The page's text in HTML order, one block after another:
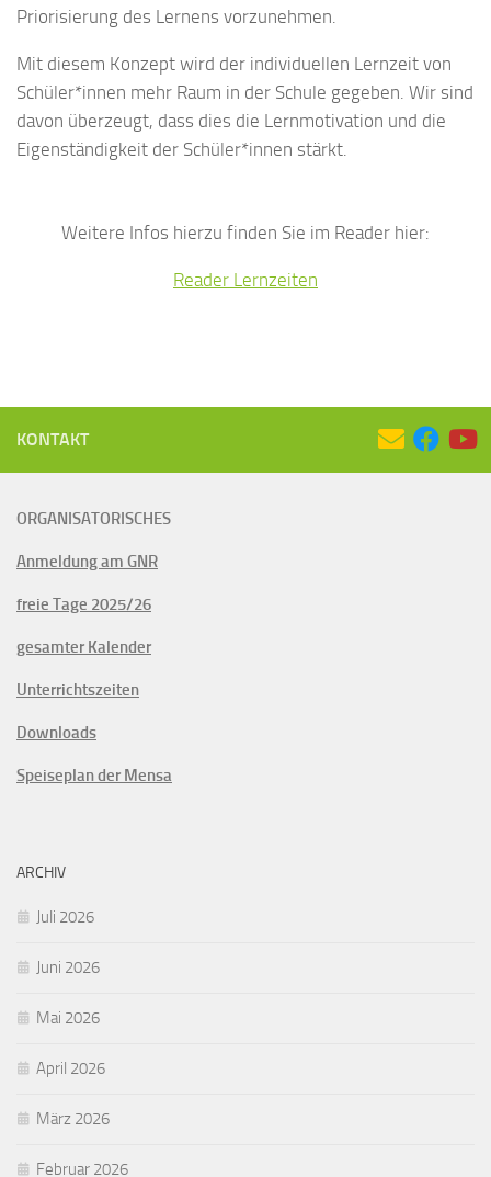
Priorisierung des Lernens vorzunehmen.
Mit diesem Konzept wird der individuellen Lernzeit von
Schüler*innen mehr Raum in der Schule gegeben. Wir sind
davon überzeugt, dass dies die Lernmotivation und die
Eigenständigkeit der Schüler*innen stärkt.
Weitere Infos hierzu finden Sie im Reader hier:
Reader Lernzeiten
KONTAKT
ORGANISATORISCHES
Anmeldung am GNR
freie Tage 2025/26
gesamter Kalender
Unterrichtszeiten
Downloads
Speiseplan der Mensa
ARCHIV
Juli 2026
Juni 2026
Mai 2026
April 2026
März 2026
Februar 2026